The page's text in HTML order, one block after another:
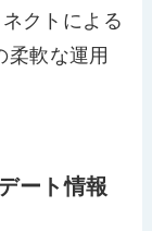
クトによる
柔軟な運用
ート情報